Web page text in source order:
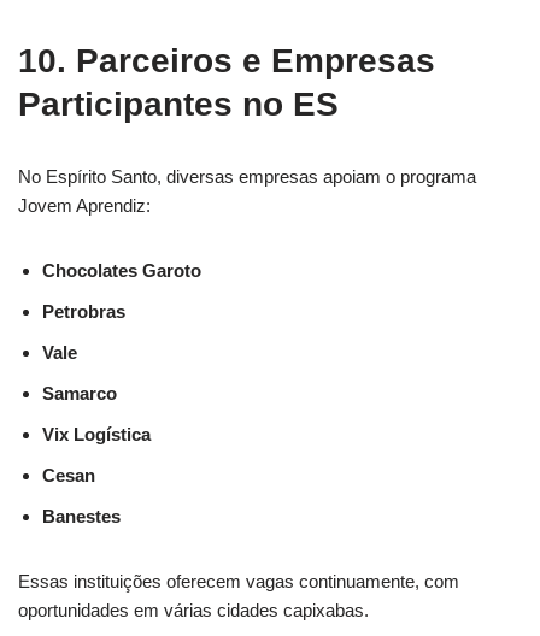
10. Parceiros e Empresas
Participantes no ES
No Espírito Santo, diversas empresas apoiam o programa
Jovem Aprendiz:
Chocolates Garoto
Petrobras
Vale
Samarco
Vix Logística
Cesan
Banestes
Essas instituições oferecem vagas continuamente, com
oportunidades em várias cidades capixabas.